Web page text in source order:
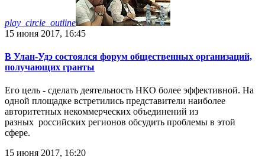
play_circle_outline
15 июня 2017, 16:45
В Улан-Удэ состоялся форум общественных организаций,
получающих гранты
Его цель - сделать деятельность НКО более эффективной. На
одной площадке встретились представители наиболее
авторитетных некоммерческих объединений из
разных российских регионов обсудить проблемы в этой
сфере.
15 июня 2017, 16:20